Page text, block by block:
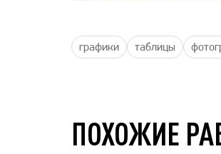
графики таблицы
ПОХОЖИЕ